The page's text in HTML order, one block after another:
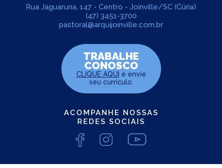
Rua Jaguaruna, 147 - Centro - Joinville/SC (Cúria)
(47) 3451-3700
pastoral@arquijoinville.com.br
TRABALHE
CONOSCO
CLIQUE AQUI e envie
seu curriculo.
ACOMPANHE NOSSAS
REDES SOCIAIS